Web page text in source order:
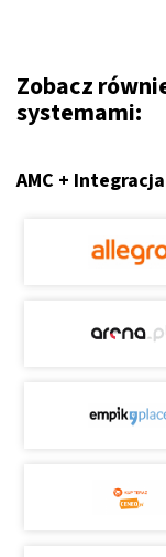
Zobacz
systemami:
AMC +